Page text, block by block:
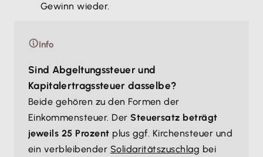
Gewinn wieder.
Info
Sind Abgeltungssteuer und
Kapitalertragssteuer dasselbe?
Beide gehören zu den Formen der
Einkommensteuer. DerSteuersatz beträgt
jeweils 25 Prozent plus ggf. Kirchensteuer und
ein verbleibender Solidaritätszuschlag bei